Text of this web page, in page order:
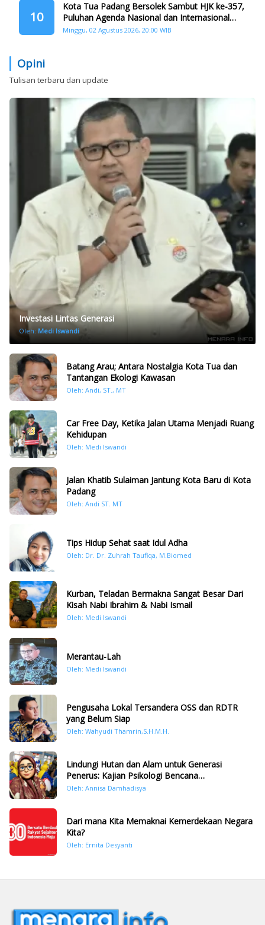
10
Kota Tua Padang Bersolek Sambut HJK ke-357,
Puluhan Agenda Nasional dan Internasional
Siap Digelar
Minggu, 02 Agustus 2026, 20:00 WIB
Opini
Tulisan terbaru dan update
Investasi Lintas Generasi
Oleh: Medi Iswandi
Batang Arau; Antara Nostalgia Kota Tua dan
Tantangan Ekologi Kawasan
Oleh: Andi, ST., MT
Car Free Day, Ketika Jalan Utama Menjadi Ruang
Kehidupan
Oleh: Medi Iswandi
Jalan Khatib Sulaiman Jantung Kota Baru di Kota
Padang
Oleh: Andi ST. MT
Tips Hidup Sehat saat Idul Adha
Oleh: Dr. Dr. Zuhrah Taufiqa, M.Biomed
Kurban, Teladan Bermakna Sangat Besar Dari
Kisah Nabi Ibrahim & Nabi Ismail
Oleh: Medi Iswandi
Merantau-Lah
Oleh: Medi Iswandi
Pengusaha Lokal Tersandera OSS dan RDTR
yang Belum Siap
Oleh: Wahyudi Thamrin,S.H.M.H.
Lindungi Hutan dan Alam untuk Generasi
Penerus: Kajian Psikologi Bencana
Hidrometeorologi di Sumatera Pasca Tragedi
Oleh: Annisa Damhadisya
Dari mana Kita Memaknai Kemerdekaan Negara
Kita?
Oleh: Ernita Desyanti